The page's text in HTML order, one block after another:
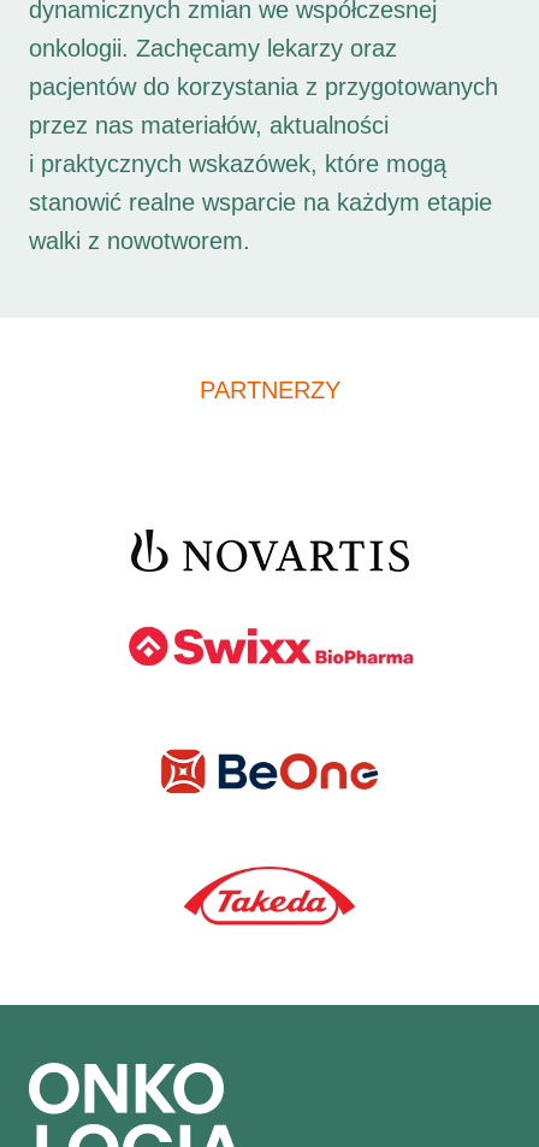
dynamicznych zmian we współczesnej
onkologii. Zachęcamy lekarzy oraz
pacjentów do korzystania z przygotowanych
przez nas materiałów, aktualności
i praktycznych wskazówek, które mogą
stanowić realne wsparcie na każdym etapie
walki z nowotworem.
PARTNERZY